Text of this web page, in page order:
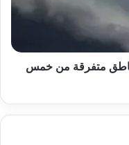
متفرقة من خمس